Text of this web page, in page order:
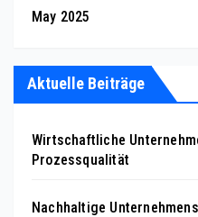
May 2025
Aktuelle Beiträge
Wirtschaftliche
Prozessqualität
Nachhaltige